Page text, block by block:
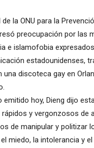
la ONU para la
preocupación por las
e islamofobia
estadounidenses,
una discoteca gay en
emitido hoy, Dieng dijo
y vergonzosos de
de manipular y politizar
miedo, la intolerancia y el